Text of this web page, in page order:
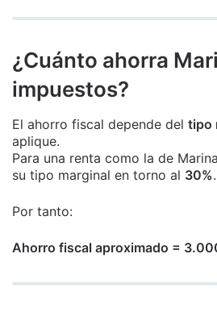
¿Cuánto ahorra
impuestos?
El ahorro fiscal depende del tipo
aplique.
Para una renta como la de
su tipo marginal en torno al 30%.
Por tanto:
Ahorro fiscal aproximado =